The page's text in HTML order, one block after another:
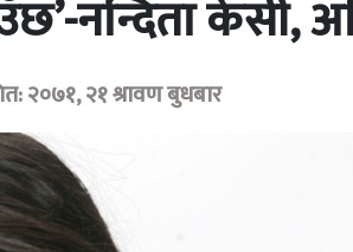
नन्दिता केसी,
२०७१, २१ श्रावण बुधबार